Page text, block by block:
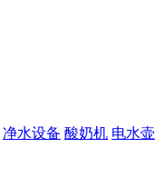
净水设备 酸奶机 电水壶